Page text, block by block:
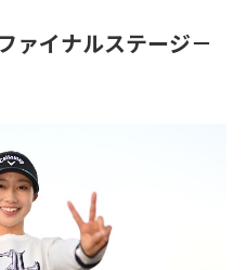
ァイナルステージ－